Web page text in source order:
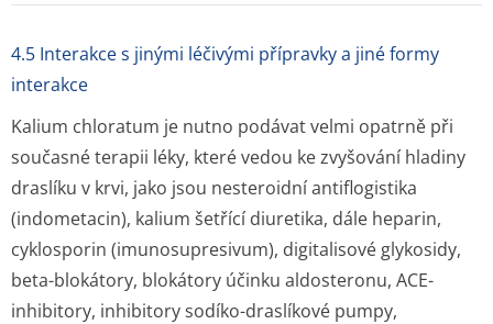
4.5 Interakce s jinými léčivými přípravky a jiné formy
interakce
Kalium chloratum je nutno podávat velmi opatrně při
současné terapii léky, které vedou ke zvyšování hladiny
draslíku v krvi, jako jsou nesteroidní antiflogistika
(indometacin), kalium šetřící diuretika, dále heparin,
cyklosporin (imunosupresivum), digitalisové glykosidy,
beta-blokátory, blokátory účinku aldosteronu, ACE-
inhibitory, inhibitory sodíko-draslíkové pumpy,